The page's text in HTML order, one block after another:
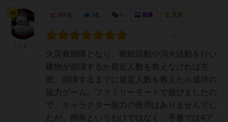
297名 3名 画像 充実
火災救助隊となり、救助活動や消火活動を行い
建物が崩壊するか規定人数を救えなければ失
敗。崩壊するまでに規定人数を救えたら成功の
協力ゲーム。ファミリーモードで遊びましたの
で、キャラクター能力の使用はありませんでし
たが、簡単というわけではなく、手番では4ア
神